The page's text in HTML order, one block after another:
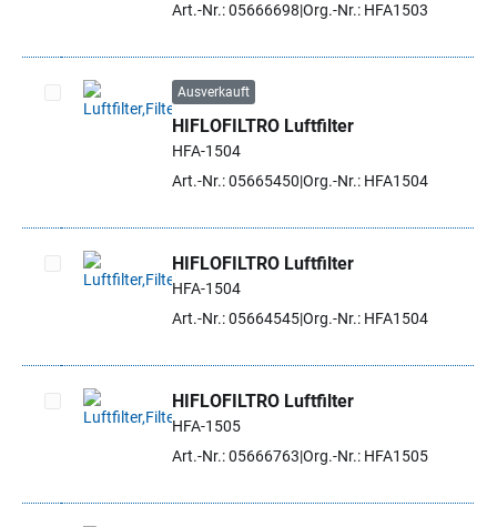
Art.-Nr.: 05666698 Org.-Nr.: HFA1503
Artikel auswählen
Ausverkauft
HIFLOFILTRO Luftfilter
HFA-1504
Art.-Nr.: 05665450 Org.-Nr.: HFA1504
Artikel auswählen
HIFLOFILTRO Luftfilter
HFA-1504
Art.-Nr.: 05664545Org.-Nr.: HFA1504
Artikel auswählen
HIFLOFILTRO Luftfilter
HFA-1505
Art.-Nr.: 05666763 Org.-Nr.: HFA1505